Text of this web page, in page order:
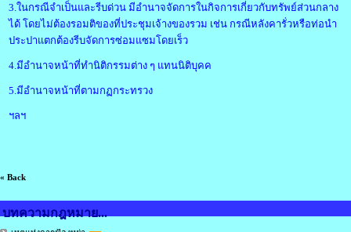
3.ในกรณีจำเป็นและรีบด่วน มีอำนาจจัดการในกิจการเกี่ยวกับทรัพย์ส่วนกลาง
ได้ โดยไม่ต้องรอมติของที่ประชุมเจ้างของรวม เช่น กรณีหลังคารั่วหรือท่อนำ
ประปาแตกต้องรีบจัดการซ่อมแซมโดยเร็ว
4.มีอำนาจหน้าที่ทำนิติกรรมต่าง ๆ แทนนิติบุคค
5.มีอำนาจหน้าที่ตามกฏกระทรวง
ฯลฯ
« Back
บทความกฎหมาย...